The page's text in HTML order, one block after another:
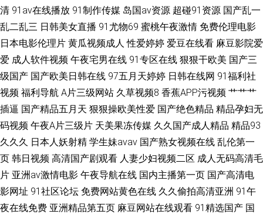
91TVcom豆奶 福利破解91 瑟瑟www 91国产丝袜在线观看 国产精品婷婷精
品 宅福利蜜桃社无圣光网 肏屄视频在线高清播放 人妻精品久久 在线日韩中
文 欧美国产欧美亚洲国产 91豆花久久 91超碰天堂
清 91av在线播放 91制作传媒 岛国av资源 超碰91资源 国产乱一
乱二乱三 日韩美女直播 91尤物69 蜜桃午夜激情 免费伦理电影
日本电影伦理片 黄瓜视频成人 性爱婷婷 爱豆在线看 麻豆影院爱
爱 成人软件视频 午夜宅男在线 91专区在线 狠狠干欧美 国产三
级国产 国产欧美日韩在线 97五月天婷婷 日韩在线网 91福利社
视频 福利导航 A片三级网站 久草视频8 香蕉APP污视频 艹艹艹
插逼 国产精品五月天 狠狠操欧美性爱 国产绝色精品 精品孕妇无
码视频 午夜A片三级片 天美果冻传媒 久久国产成人精品 精品93
久久久 日本人妖射精 学生妹avav 国产熟女视频在线 乱伦第一
页 韩日视频 高清国产剧观看 人妻少妇视频二区 成人无码高清毛
片 亚洲av激情电影 午夜导航在线 国内主播第一页 国产高清电
影网址 91社区论坛 免费网站黄色在线 久久偷拍高清亚洲 91午
夜在线免费 亚洲精品第五页 麻豆网站在线观看 91精选国产 国